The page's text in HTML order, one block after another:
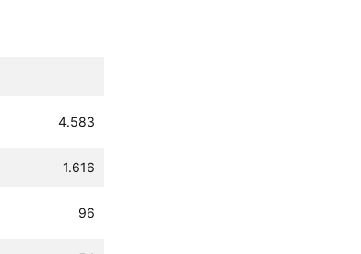
4.583
1.616
96